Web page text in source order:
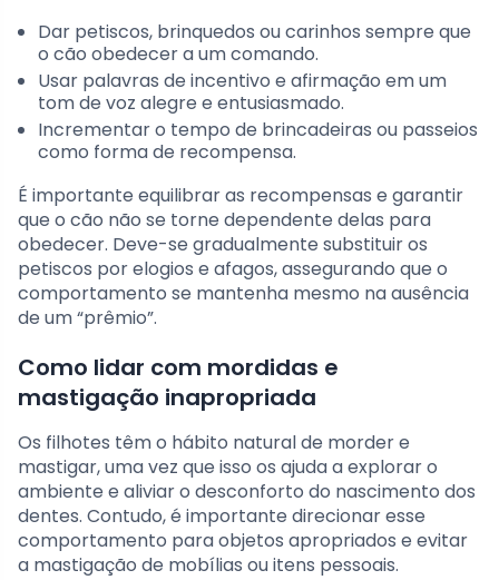
Dar petiscos, brinquedos ou carinhos sempre que
o cão obedecer a um comando.
Usar palavras de incentivo e afirmação em um
tom de voz alegre e entusiasmado.
Incrementar o tempo de brincadeiras ou passeios
como forma de recompensa.
É importante equilibrar as recompensas e garantir
que o cão não se torne dependente delas para
obedecer. Deve-se gradualmente substituir os
petiscos por elogios e afagos, assegurando que o
comportamento se mantenha mesmo na ausência
de um “prêmio”.
Como lidar com mordidas e
mastigação inapropriada
Os filhotes têm o hábito natural de morder e
mastigar, uma vez que isso os ajuda a explorar o
ambiente e aliviar o desconforto do nascimento dos
dentes. Contudo, é importante direcionar esse
comportamento para objetos apropriados e evitar
a mastigação de mobílias ou itens pessoais.